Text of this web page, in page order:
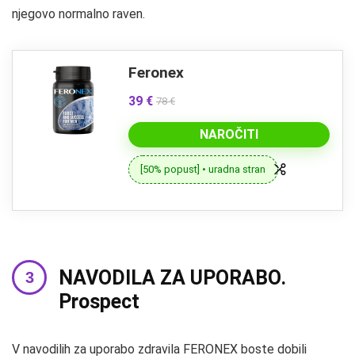
njegovo normalno raven.
Feronex
39 € 78 €
NAROČITI
[50% popust] • uradna stran
NAVODILA ZA UPORABO.
Prospect
V navodilih za uporabo zdravila FERONEX boste dobili